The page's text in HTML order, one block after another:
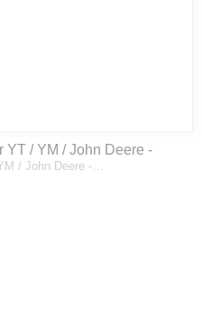
YT / YM / John Deere -
/ John Deere -…